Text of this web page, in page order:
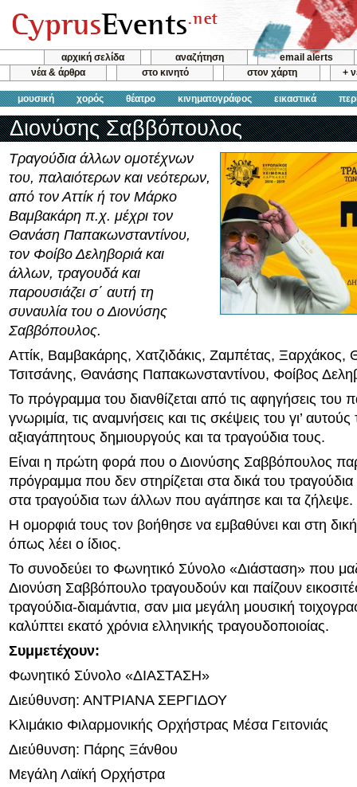
αρχική σελίδα αναζήτηση
email alerts
νέα & άρθρα
στο κινητό στον χάρτη +
μουσική χορός θέατρο κινηματογράφος εικαστικά
Διονύσης Σαββόπουλος
Τραγούδια άλλων ομοτέχνων
του, παλαιότερων και νεότερων,
από τον Αττίκ ή τον Μάρκο
Βαμβακάρη π.χ. μέχρι τον
Θανάση Παπακωνσταντίνου,
τον Φοίβο Δεληβοριά και
άλλων, τραγουδά και
παρουσιάζει σ΄ αυτή τη
συναυλία του ο Διονύσης
Σαββόπουλος.
Αττίκ, Βαμβακάρης, Χατζιδάκις, Ζαμπέτας,
Τσιτσάνης, Θανάσης Παπακωνσταντίνου, Φοίβος
Το πρόγραμμα του διανθίζεται από τις αφηγήσεις του
γνωριμία, τις αναμνήσεις και τις σκέψεις του γι’ αυτούς
αξιαγάπητους δημιουργούς και τα τραγούδια τους.
Είναι η πρώτη φορά που ο Διονύσης Σαββόπουλος
πρόγραμμα που δεν στηρίζεται στα δικά του
στα τραγούδια των άλλων που αγάπησε και τα ζήλεψε.
Η ομορφιά τους τον βοήθησε να εμβαθύνει και στη
όπως λέει ο ίδιος.
Το συνοδεύει το Φωνητικό Σύνολο «Διάσταση» που
Διονύση Σαββόπουλο τραγουδούν και παίζουν
τραγούδια-διαμάντια, σαν μια μεγάλη μουσική
καλύπτει εκατό χρόνια ελληνικής τραγουδοποιοίας.
Συμμετέχουν:
Φωνητικό Σύνολο «ΔΙΑΣΤΑΣΗ»
Διεύθυνση: ΑΝΤΡΙΑΝΑ ΣΕΡΓΙΔΟΥ
Κλιμάκιο Φιλαρμονικής Ορχήστρας Μέσα Γειτονιάς
Διεύθυνση: Πάρης Ξάνθου
Μεγάλη Λαϊκή Ορχήστρα